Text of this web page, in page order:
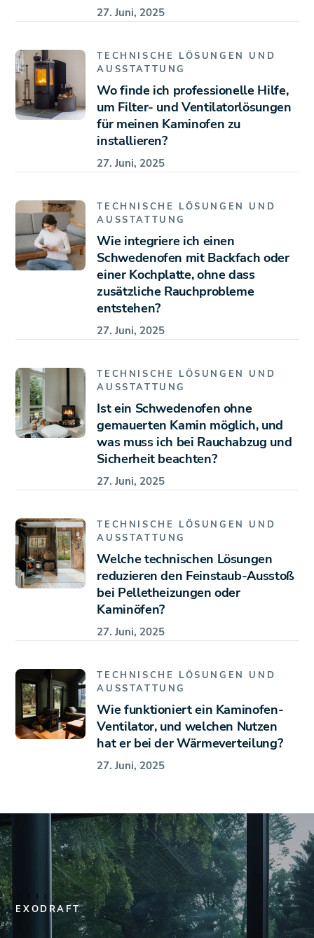
27. Juni, 2025
TECHNISCHE LÖSUNGEN UND
AUSSTATTUNG
Wo finde ich professionelle Hilfe,
um Filter- und Ventilatorlösungen
für meinen Kaminofen zu
installieren?
27. Juni, 2025
TECHNISCHE LÖSUNGEN UND
AUSSTATTUNG
Wie integriere ich einen
Schwedenofen mit Backfach oder
einer Kochplatte, ohne dass
zusätzliche Rauchprobleme
entstehen?
27. Juni, 2025
TECHNISCHE LÖSUNGEN UND
AUSSTATTUNG
Ist ein Schwedenofen ohne
gemauerten Kamin möglich, und
was muss ich bei Rauchabzug und
Sicherheit beachten?
27. Juni, 2025
TECHNISCHE LÖSUNGEN UND
AUSSTATTUNG
Welche technischen Lösungen
reduzieren den Feinstaub-Ausstoß
bei Pelletheizungen oder
Kaminöfen?
27. Juni, 2025
TECHNISCHE LÖSUNGEN UND
AUSSTATTUNG
Wie funktioniert ein Kaminofen-
Ventilator, und welchen Nutzen
hat er bei der Wärmeverteilung?
27. Juni, 2025
EXODRAFT